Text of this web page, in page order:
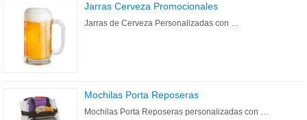
Jarras Cerveza Promocionales
Jarras de Cerveza Personalizadas con …
Mochilas Porta Reposeras
Mochilas Porta Reposeras personalizadas con …